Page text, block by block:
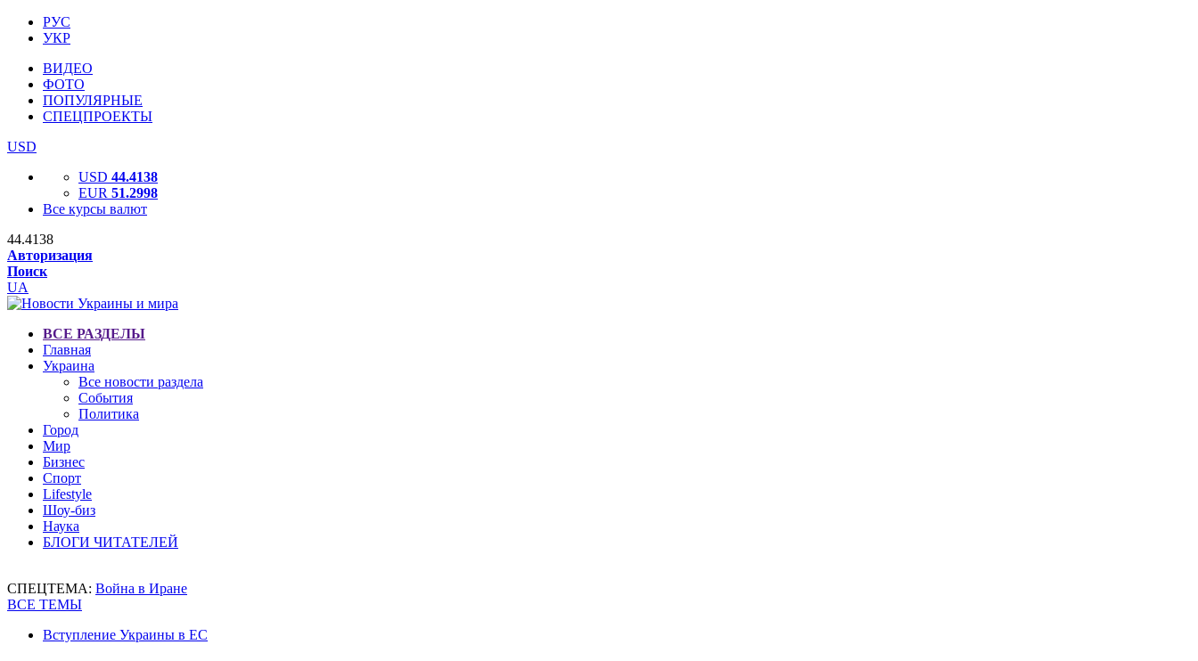
РУС
УКР
ВИДЕО
ФОТО
ПОПУЛЯРНЫЕ
СПЕЦПРОЕКТЫ
USD
USD 44.4138
EUR 51.2998
Все курсы валют
44.4138
Авторизация
Поиск
UA
ВСЕ РАЗДЕЛЫ
Главная
Украина
Все новости раздела
События
Политика
Город
Мир
Бизнес
Спорт
Lifestyle
Шоу-биз
Наука
БЛОГИ ЧИТАТЕЛЕЙ
СПЕЦТЕМА: Война в Иране
ВСЕ ТЕМЫ
Вступление Украины в ЕС